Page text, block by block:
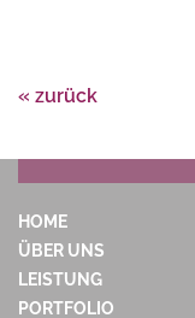
« zurück
HOME
ÜBER UNS
LEISTUNG
PORTFOLIO